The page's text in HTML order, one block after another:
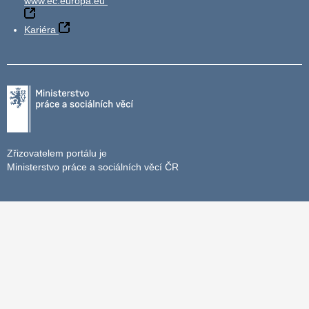
Kariéra
Zřizovatelem portálu je
Ministerstvo práce a sociálních věcí ČR